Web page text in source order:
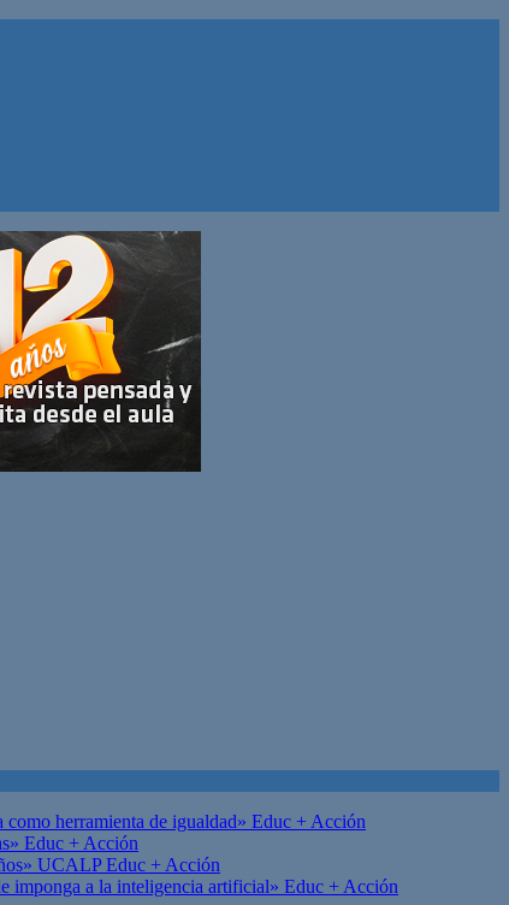
herramienta de igualdad» Educ + Acción
Educ + Acción
UCALPEduc + Acción
imponga a la inteligencia artificial» Educ + Acción